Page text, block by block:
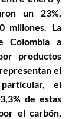
un 23%,
millones. La
Colombia a
productos
el
el
de estas
el carbón,